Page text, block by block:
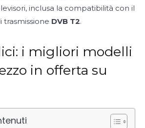
inclusa la compatibilità con il
trasmissione DVB T2.
i migliori modelli
in offerta su